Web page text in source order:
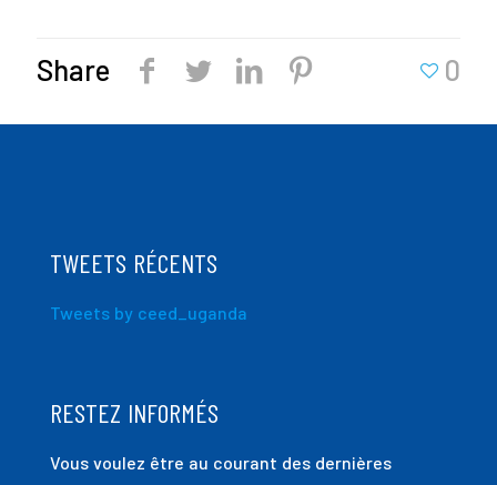
Share 0
TWEETS RÉCENTS
Tweets by ceed_uganda
RESTEZ INFORMÉS
Vous voulez être au courant des dernières